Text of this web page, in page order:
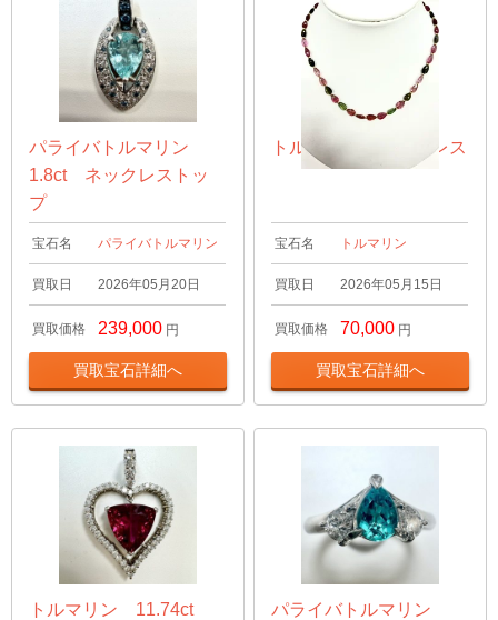
パライバトルマリン
1.8ct ネックレストッ
プ
宝石名 パライバトルマリン
買取日 2026年05月20日
買取価格 239,000 円
買取宝石詳細へ
トルマリン ネックレス
宝石名 トルマリン
買取日 2026年05月15日
買取価格 70,000 円
買取宝石詳細へ
トルマリン 11.74ct
パライバトルマリン